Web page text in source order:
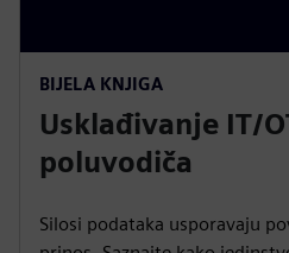
BIJELA KNJIGA
Usklađivanje IT/
poluvodiča
Silosi podataka usporavaju